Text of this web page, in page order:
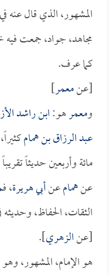
المشهور، الذي قال عنه
مجاهد، جواد، جمعت
كما عرف.
[عنمعمر]
ومعمرهو:ابن راشد
عبد الرزاق بن همام
مائة وأربعين حديثاً
عنهمامعنأبي هريرة، فـ
الثقات، الحفاظ،
[عنالزهري].
هو الإمام، المشهور،